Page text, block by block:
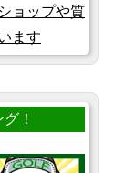
ョップや質
ます
！